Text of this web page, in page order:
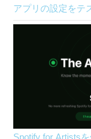
アプリの設定をテ
Spotify for Artists